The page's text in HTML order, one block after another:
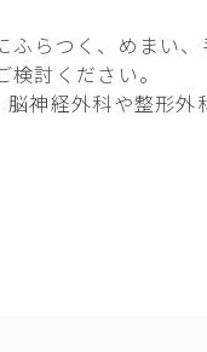
らつく、めまい
討ください。
神経外科や整形外